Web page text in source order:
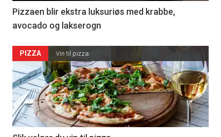
Pizzaen blir ekstra luksuriøs med krabbe,
avocado og lakserogn
PIZZA Vin til pizza